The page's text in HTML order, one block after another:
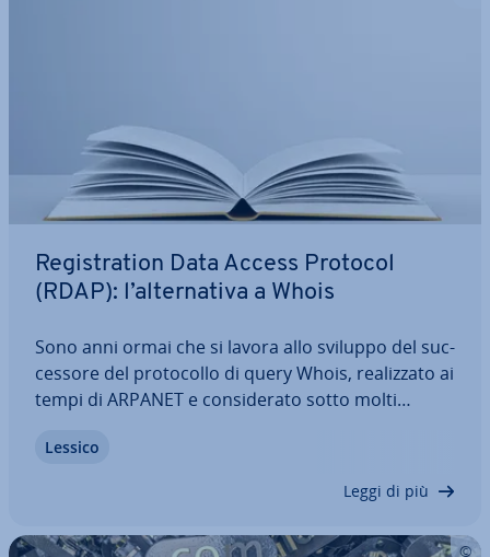
Re­gi­stra­tion Data Access Protocol
(RDAP): l’al­ter­na­ti­va a Whois
Sono anni ormai che si lavora allo sviluppo del suc­
ces­so­re del pro­to­col­lo di query Whois, rea­liz­za­to ai
tempi di ARPANET e con­si­de­ra­to sotto molti
Protocol (RDAP) è un candidato che sembra avere
Lessico
Leggi di più